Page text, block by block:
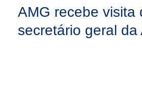
AMG recebe visita
secretário geral da